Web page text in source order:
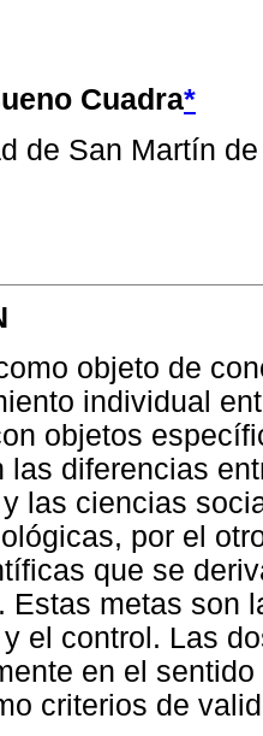
Cuadra*
de San Martín
objeto de
individual
objetos
las diferencias
las ciencias
por el
que se
Estas metas son
el control. Las
en el
criterios de